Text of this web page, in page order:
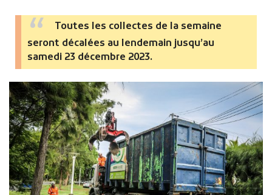
Toutes les collectes de la semaine
seront décalées au lendemain jusqu’au
samedi 23 décembre 2023.